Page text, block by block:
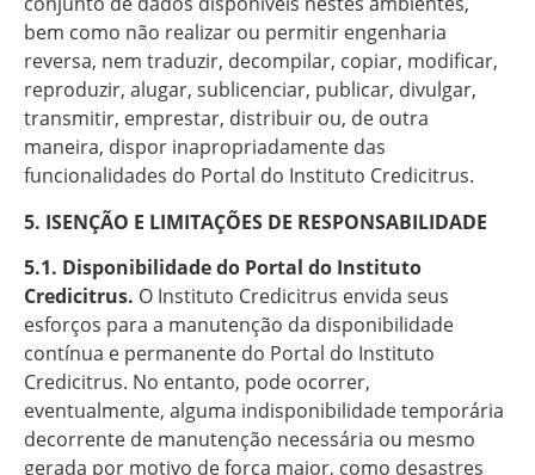
bem como não realizar ou permitir engenharia
reversa, nem traduzir, decompilar, copiar, modificar,
reproduzir, alugar, sublicenciar, publicar, divulgar,
transmitir, emprestar, distribuir ou, de outra
maneira, dispor inapropriadamente das
funcionalidades do Portal do Instituto Credicitrus.
5. ISENÇÃO E LIMITAÇÕES DE RESPONSABILIDADE
5.1. Disponibilidade do Portal do Instituto
Credicitrus. O Instituto Credicitrus envida seus
esforços para a manutenção da disponibilidade
contínua e permanente do Portal do Instituto
Credicitrus. No entanto, pode ocorrer,
eventualmente, alguma indisponibilidade temporária
decorrente de manutenção necessária ou mesmo
gerada por motivo de força maior, como desastres